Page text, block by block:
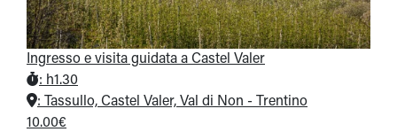
Ingresso e visita guidata a Castel Valer
: h1.30
:
Tassullo, Castel Valer, Val di Non - Trentino
10.00€